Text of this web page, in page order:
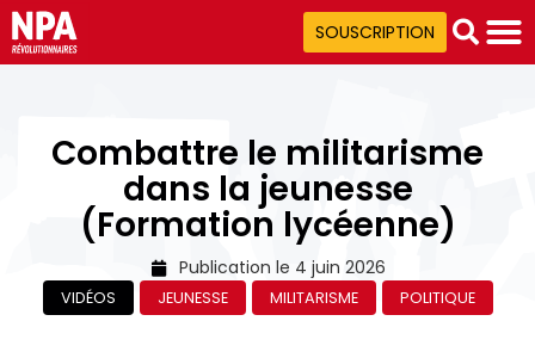
SOUSCRIPTION
Combattre le militarisme
dans la jeunesse
(Formation lycéenne)
Publication le 4 juin 2026
VIDÉOS JEUNESSE MILITARISME POLITIQUE